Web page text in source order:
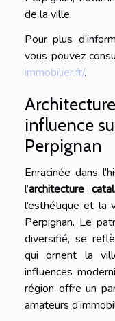
de la ville.
Pour plus
vous pouvez
immobilier.fr/.
influence
Perpignan
Enracinée dans
l’architecture
l’esthétique et la
Perpignan. Le
diversifié, se
qui ornent la
influences
région offre un
amateurs